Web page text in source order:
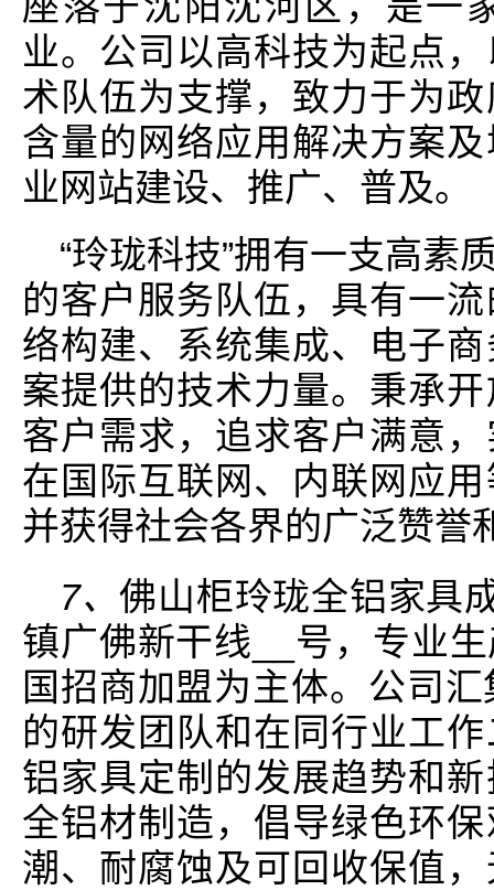
业。公司以高科技为起点
术队伍为支撑，致力于为
含量的网络应用解决方案
业网站建设、推广、普及。
“玲珑科技”拥有一支高素
的客户服务队伍，具有一
络构建、系统集成、电子
案提供的技术力量。秉承
客户需求，追求客户满意
在国际互联网、内联网应
并获得社会各界的广泛赞誉
7、佛山柜玲珑全铝家具
镇广佛新干线__号，专业
国招商加盟为主体。公司
的研发团队和在同行业工
铝家具定制的发展趋势和
全铝材制造，倡导绿色环
潮、耐腐蚀及可回收保值